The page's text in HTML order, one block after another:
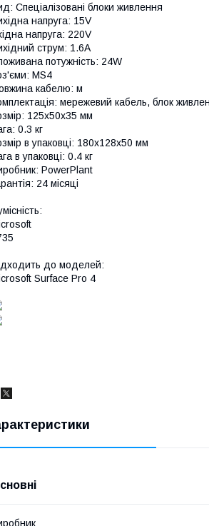
Спеціалізовані блоки живлення
напруга: 15V
напруга: 220V
струм: 1.6A
потужність: 24W
MS4
кабелю: м
мережевий кабель, блок
125x50x35 мм
0.3 кг
в упаковці: 180х128х50 мм
в упаковці: 0.4 кг
PowerPlant
24 місяці
до моделей:
Surface Pro 4